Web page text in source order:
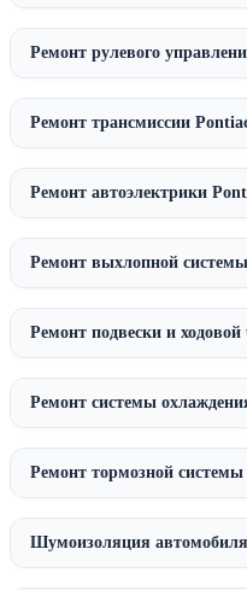
Ремонт рулевого
Ремонт трансмиссии
Ремонт автоэлектрики
Ремонт выхлопной
Ремонт подвески и
Ремонт системы
Ремонт тормозной
Шумоизоляция